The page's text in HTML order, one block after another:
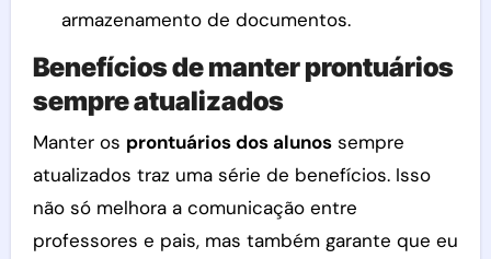
armazenamento de documentos.
Benefícios de manter prontuários
sempre atualizados
Manter os prontuários dos alunossempre
atualizados traz uma série de benefícios. Isso
não só melhora a comunicação entre
professores e pais, mas também garante que eu